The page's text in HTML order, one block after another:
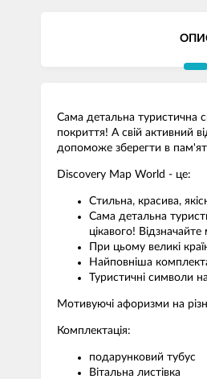
Сама детальна туристична
покриття! А свій активний
допоможе зберегти в
Discovery Map World - це:
Стильна, красива,
Сама детальна
цікавого!
При цьому великі
Найповніша
Туристичні символи
Мотивуючі афоризми на
Комплектація:
подарунковий тубус
Вітальна листівка